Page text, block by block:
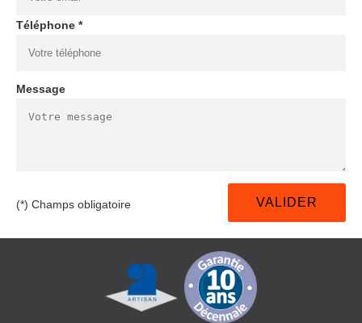
Téléphone *
Message
(*) Champs obligatoire